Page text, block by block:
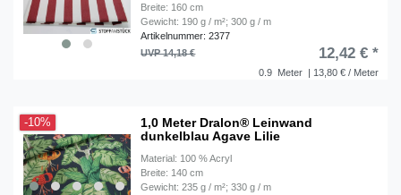
Breite: 160 cm
Gewicht: 190 g / m²; 300 g / m
Artikelnummer: 2377
0.9 Meter | 13,80 € / Meter
UVP 14,18 € 12,42 € *
-10%
1,0 Meter Dralon® Leinwand
dunkelblau Agave Lilie
Material: 100 % Acryl
Breite: 140 cm
Gewicht: 235 g / m²; 330 g / m